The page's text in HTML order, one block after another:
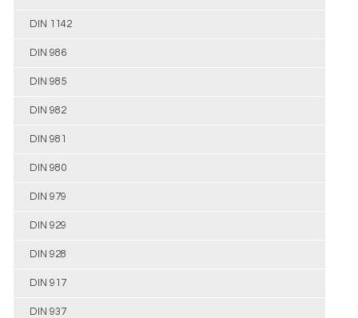
DIN 1142
DIN 986
DIN 985
DIN 982
DIN 981
DIN 980
DIN 979
DIN 929
DIN 928
DIN 917
DIN 937